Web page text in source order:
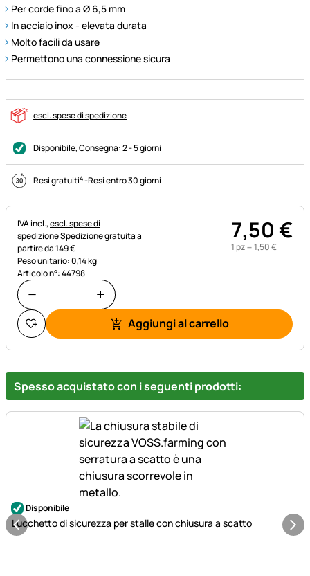
Per corde fino a Ø 6,5 mm
In acciaio inox - elevata durata
Molto facili da usare
Permettono una connessione sicura
escl. spese di spedizione
Disponibile, Consegna:2 - 5 giorni
Resi gratuiti4-Resi entro 30 giorni
Informazioni fiscali:
IVA incl.,escl. spese di
spedizioneSpedizione gratuita a
partire da 149 €
Peso unitario: 0,14 kg
Articolo n°: 44798
7,50€
1 pz =1,50€
Aggiungi al carrello
Spesso acquistato con i seguenti prodotti:
Disponibile
Lucchetto di sicurezza per stalle con chiusura a scatto